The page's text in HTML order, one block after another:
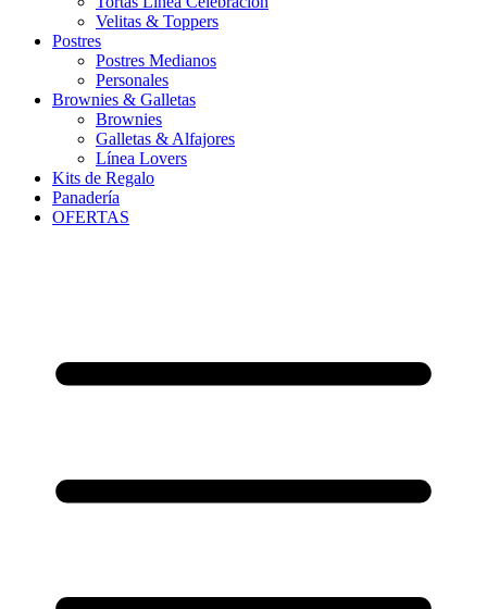
Velitas & Toppers
Postres
Postres Medianos
Personales
Brownies & Galletas
Brownies
Galletas & Alfajores
Línea Lovers
Kits de Regalo
Panadería
OFERTAS